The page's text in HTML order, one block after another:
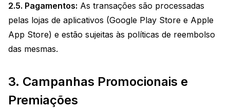
2.5. Pagamentos: As transações são processadas
pelas lojas de aplicativos (Google Play Store e Apple
App Store) e estão sujeitas às políticas de reembolso
das mesmas.
3. Campanhas Promocionais e
Premiações